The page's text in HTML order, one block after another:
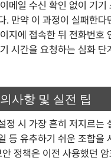
메일 수신 확인 없이 기기
. 만약 이 과정이 실패한다
지에 접속한 뒤 전화번호
시간을 요청하는 심화 단
사항 및 실전 팁
정 시 가장 흔히 저지르는
등 유추하기 쉬운 조합을
정책은 이전 사용했던